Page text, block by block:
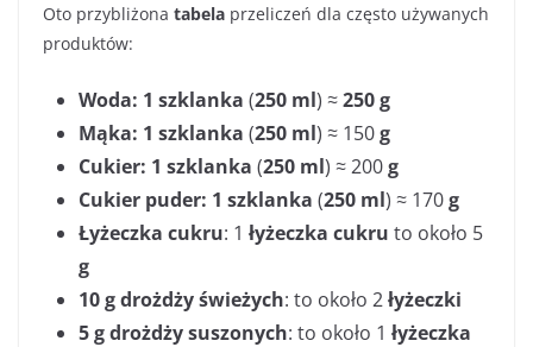
Oto przybliżona tabela przeliczeń dla często używanych
produktów:
Woda: 1 szklanka (250 ml) ≈250 g
Mąka: 1 szklanka (250 ml) ≈ 150g
Cukier: 1 szklanka (250 ml) ≈ 200g
Cukier puder: 1 szklanka (250 ml) ≈ 170g
Łyżeczka cukru: 1 łyżeczka cukru to około 5
g
10 g drożdży świeżych: to około 2łyżeczki
5 g drożdży suszonych: to około 1 łyżeczka